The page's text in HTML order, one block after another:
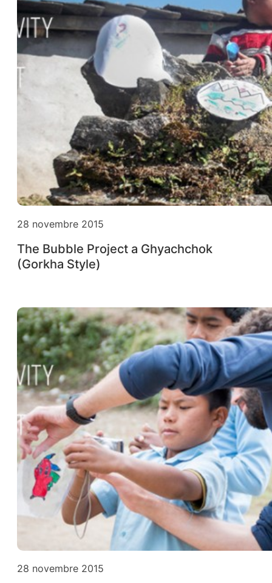
28 novembre 2015
The Bubble Project a Ghyachchok
(Gorkha Style)
28 novembre 2015